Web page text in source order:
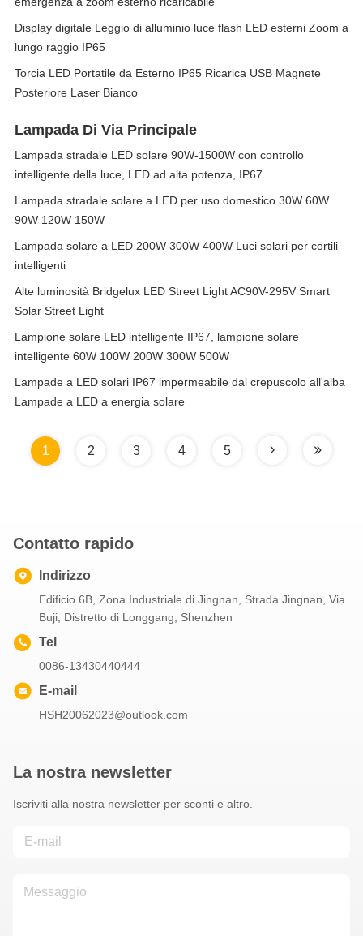
Display digitale Leggio di alluminio luce flash LED esterni Zoom a
lungo raggio IP65
Torcia LED Portatile da Esterno IP65 Ricarica USB Magnete
Posteriore Laser Bianco
Lampada Di Via Principale
Lampada stradale LED solare 90W-1500W con controllo
intelligente della luce, LED ad alta potenza, IP67
Lampada stradale solare a LED per uso domestico 30W 60W
90W 120W 150W
Lampada solare a LED 200W 300W 400W Luci solari per cortili
intelligenti
Alte luminosità Bridgelux LED Street Light AC90V-295V Smart
Solar Street Light
Lampione solare LED intelligente IP67, lampione solare
intelligente 60W 100W 200W 300W 500W
Lampade a LED solari IP67 impermeabile dal crepuscolo all'alba
Lampade a LED a energia solare
1 2 3 4 5
Contatto rapido
Indirizzo
Edificio 6B, Zona Industriale di Jingnan, Strada Jingnan, Via
Buji, Distretto di Longgang, Shenzhen
Tel
0086-13430440444
E-mail
HSH20062023@outlook.com
La nostra newsletter
Iscriviti alla nostra newsletter per sconti e altro.